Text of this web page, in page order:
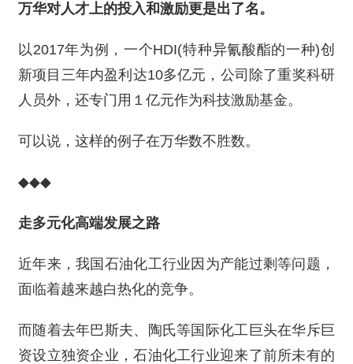
万华对人才上的投入和激励更是出了名。
以2017年为例，一个HDI(特种异氰酸酯的一种)创
新项目三年内盈利达10多亿元，公司除了重奖科研
人员外，还专门用１亿元作为科技激励基金。
可以说，这样的例子在万华数不胜数。
◆◆◆
走多元化高端发展之路
近年来，我国石油化工行业因为产能过剩等问题，
面临着越来越白热化的竞争。
而随着去年巴斯夫、陶氏等国际化工巨头在华斥巨
资设立独资企业，石油化工行业迎来了前所未有的